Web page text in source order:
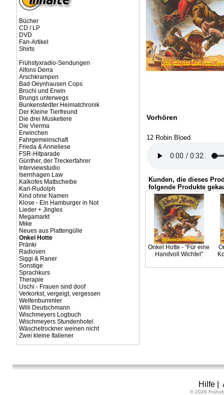
Bücher
CD / LP
DVD
Fan-Artikel
Shirts
Frühstyxradio-Sendungen
Alfons Derra
Arschkrampen
Bad Oeynhausen Cops
Brochi und Erwin
Brungs unterwegs
Bunkenstedter Heimatchronik
Der Kleine Tierfreund
Die drei Musketiere
Die Vierma
Erwinchen
Fahrgemeinschaft
Frieda & Anneliese
FSR-Hitparade
Günther, der Treckerfahrer
Interviewstudio
Isernhagen Law
Kalkofes Mattscheibe
Karl-Rudolph
Kind ohne Namen
Klose - Ein Hamburger in Not
Lieder + Jingles
Megamarkt
Mike
Neues aus Plattengülle
Onkel Hotte
Pränki
Radioven
Siggi & Raner
Sonstige
Sprachkurs
Therapie
Uschi - Frauen sind doof
Verkorkst, vergeigt, vergessen
Weltenbummler
Willi Deutschmann
Wischmeyers Logbuch
Wischmeyers Stundenhotel
Wäschetrockner weinen nicht
Zwei kleine Italiener
Vorhören
12 Robin Bloed
Kunden, die dieses
folgende Produkte
Onkel Hotte - "Für eine
Handvoll Wichtel"
Hilfe|
© 2026